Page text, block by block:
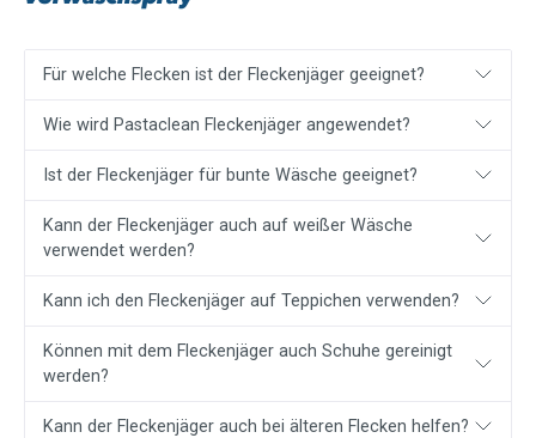
Für welche Flecken ist der Fleckenjäger geeignet?
Wie wird Pastaclean Fleckenjäger angewendet?
Ist der Fleckenjäger für bunte Wäsche geeignet?
Kann der Fleckenjäger auch auf weißer Wäsche
verwendet werden?
Kann ich den Fleckenjäger auf Teppichen verwenden?
Können mit dem Fleckenjäger auch Schuhe gereinigt
werden?
Kann der Fleckenjäger auch bei älteren Flecken helfen?